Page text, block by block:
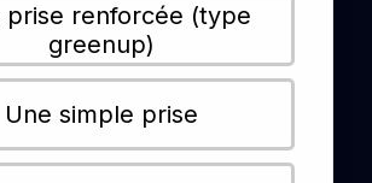
prise renforcée (type
greenup)
Une simple prise